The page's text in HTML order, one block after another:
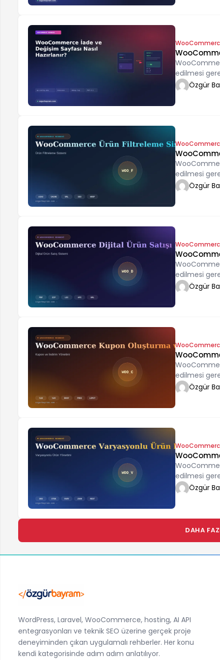
edilmesi
Özgür
edilmesi
Özgür
edilmesi
Özgür
edilmesi
Özgür
edilmesi
Özgür
DAHA
WordPress, Laravel, WooCommerce, hosting, AI API
entegrasyonları ve teknik SEO üzerine gerçek proje
deneyiminden çıkan uygulamalı rehberler. Her konu
kendi kategorisinde adım adım anlatılıyor.